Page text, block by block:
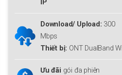
Download/ Upload:300
Mbps
Thiết bị:ONT DualBand Wifi6
Ưu đãigói đa phiên